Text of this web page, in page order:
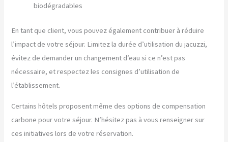
biodégradables
En tant que client, vous pouvez également contribuer à réduire
l’impact de votre séjour. Limitez la durée d’utilisation du jacuzzi,
évitez de demander un changement d’eau si ce n’est pas
nécessaire, et respectez les consignes d’utilisation de
l’établissement.
Certains hôtels proposent même des options de compensation
carbone pour votre séjour. N’hésitez pas à vous renseigner sur
ces initiatives lors de votre réservation.